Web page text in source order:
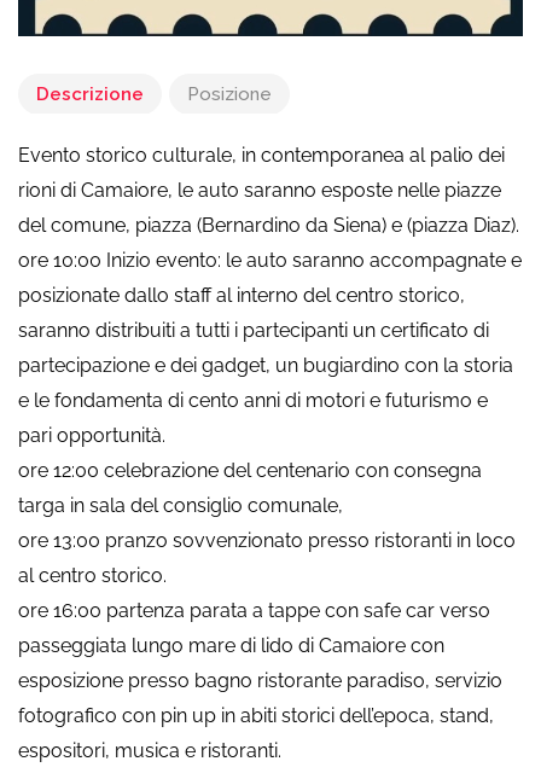
Descrizione Posizione
Evento storico culturale, in contemporanea al palio dei
rioni di Camaiore, le auto saranno esposte nelle piazze
del comune, piazza (Bernardino da Siena) e (piazza Diaz).
ore 10:00 Inizio evento: le auto saranno accompagnate e
posizionate dallo staff al interno del centro storico,
saranno distribuiti a tutti i partecipanti un certificato di
partecipazione e dei gadget, un bugiardino con la storia
e le fondamenta di cento anni di motori e futurismo e
pari opportunità.
ore 12:00 celebrazione del centenario con consegna
targa in sala del consiglio comunale,
ore 13:00 pranzo sovvenzionato presso ristoranti in loco
al centro storico.
ore 16:00 partenza parata a tappe con safe car verso
passeggiata lungo mare di lido di Camaiore con
esposizione presso bagno ristorante paradiso, servizio
fotografico con pin up in abiti storici dell’epoca, stand,
espositori, musica e ristoranti.